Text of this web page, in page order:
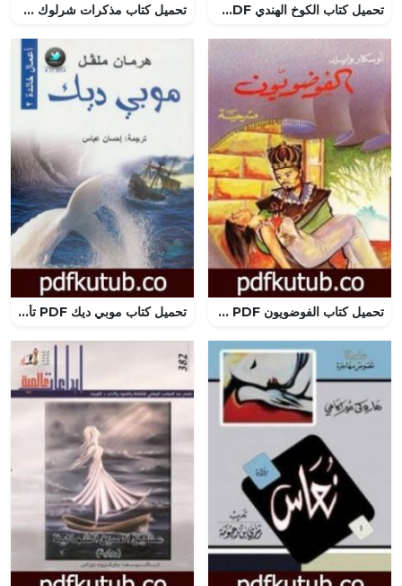
تحميل كتاب الكوخ الهندي PDF تأليف برناردين دي سان بيار مجانا [كامل] تحميل كتاب مذكرات شرلوك هولمز – شارلوك هولمز PDF تأليف آرثر كونان دويل مجانا [كامل]
تحميل كتاب الفوضويون PDF تأليف أوسكار وايلد مجانا [كامل] تحميل كتاب موبي ديك PDF تأليف هرمان ملفل مجانا [كامل]